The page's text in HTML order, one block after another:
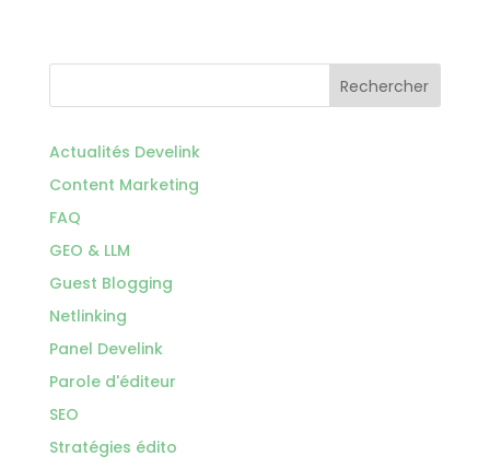
Rechercher
Actualités Develink
Content Marketing
FAQ
GEO & LLM
Guest Blogging
Netlinking
Panel Develink
Parole d'éditeur
SEO
Stratégies édito